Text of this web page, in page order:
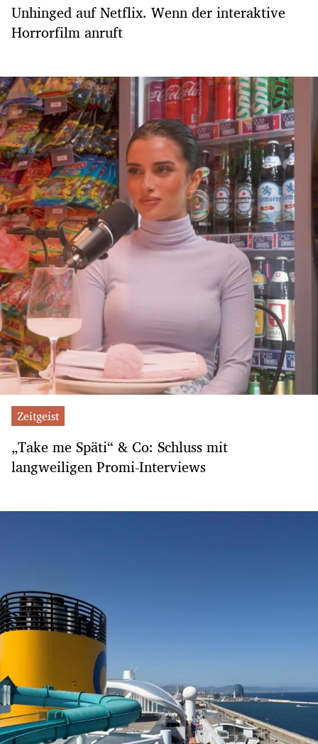
Unhinged auf Netflix. Wenn der interaktive
Horrorfilm anruft
Zeitgeist
„Take me Späti“ & Co: Schluss mit
langweiligen Promi-Interviews